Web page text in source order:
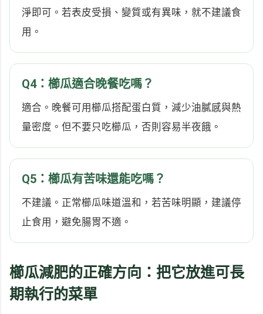
淨即可。若表皮受損、變質或有異味，就不建議食
用。
Q4：櫛瓜適合晚餐吃嗎？
適合。晚餐可用櫛瓜搭配蛋白質，減少油膩感與熱
量密度。但不要只吃櫛瓜，否則容易半夜餓。
Q5：櫛瓜有苦味還能吃嗎？
不建議。正常櫛瓜味道溫和，若苦味明顯，建議停
止食用，避免腸胃不適。
櫛瓜減肥的正確方向：把它放進可長
期執行的菜單